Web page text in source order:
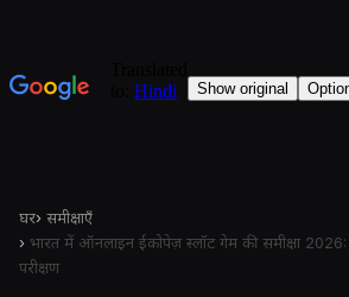
घर› समीक्षाएँ
› भारत में ऑनलाइन ईकोपेज़ स्लॉट गेम की समीक्षा
परीक्षण